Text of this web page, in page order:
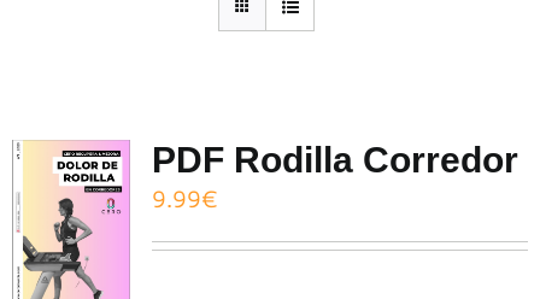
PDF Rodilla Corredor
9.99€